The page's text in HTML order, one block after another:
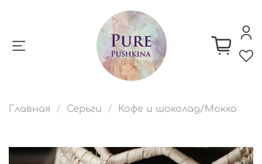
Главная Серьги Кофе и шоколад/Мокко